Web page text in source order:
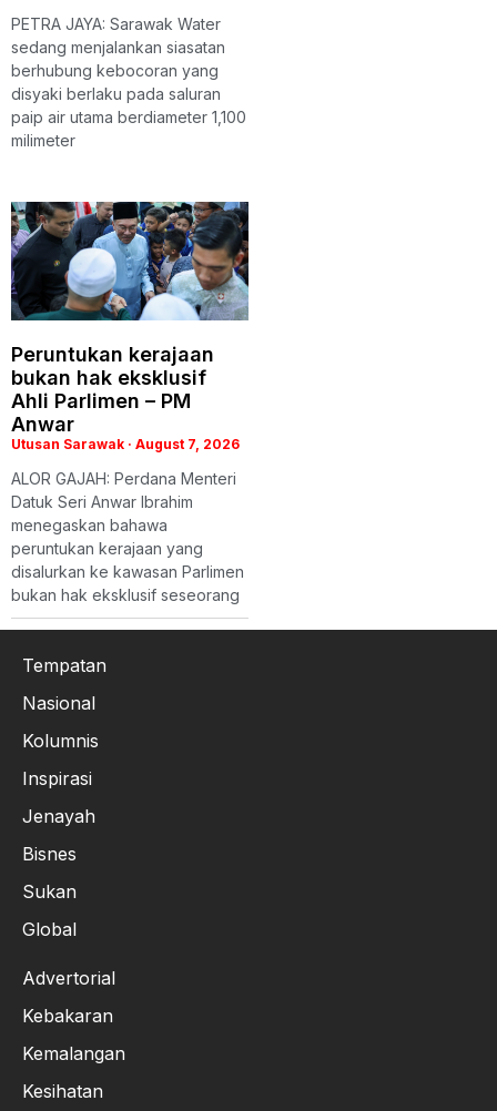
PETRA JAYA: Sarawak Water
sedang menjalankan siasatan
berhubung kebocoran yang
disyaki berlaku pada saluran
paip air utama berdiameter 1,100
milimeter
Peruntukan kerajaan
bukan hak eksklusif
Ahli Parlimen – PM
Anwar
Utusan Sarawak August 7, 2026
ALOR GAJAH: Perdana Menteri
Datuk Seri Anwar Ibrahim
menegaskan bahawa
peruntukan kerajaan yang
disalurkan ke kawasan Parlimen
bukan hak eksklusif seseorang
Tempatan
Nasional
Kolumnis
Inspirasi
Jenayah
Bisnes
Sukan
Global
Advertorial
Kebakaran
Kemalangan
Kesihatan